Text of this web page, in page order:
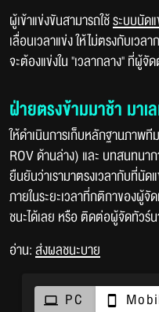
ผู้เข้าแข่งขันสามารถใช้ระบบนัด
เลื่อนเวลาแข่ง ให้ไม่ตรงกับเว
จะต้องแข่งใน "เวลากลาง" ที่ผู้จัด
ฝ่ายตรงข้ามมาช้า มาเ
ให้ดำเนินการเก็บหลักฐานภาพ
ROV ด้านล่าง) และ บทสนทนา
ยืนยันว่าเรามาตรงเวลากับที่นัด
ภายในระยะเวลาที่กติกาของผู้จั
ชนะได้เลย หรือ ติดต่อผู้จัดทัวร์
อ่าน:ส่งผลชนะบาย
PC